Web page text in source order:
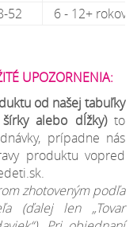
52 6 - 12+ rokov
UPOZORNENIA:
od našej tabuľky
alebo dĺžky)to
prípadne nás
produktu vopred
zhotoveným podľa
(ďalej len „Tovar